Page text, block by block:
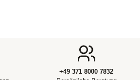
+49 371 8000 7832